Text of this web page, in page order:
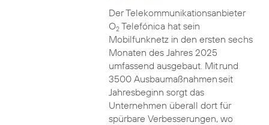
Der Telekommunikationsanbieter
O2Telefónica hat sein
Mobilfunknetz in den ersten sechs
Monaten des Jahres 2025
umfassend ausgebaut. Mit rund
3500 Ausbaumaßnahmen seit
Jahresbeginn sorgt das
Unternehmen überall dort für
spürbare Verbesserungen, wo